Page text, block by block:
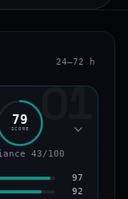
24–72 h
01
Stock)
79
SCORE
43/100
97
92